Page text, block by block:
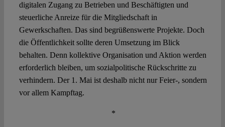
digitalen Zugang zu Betrieben und Beschäftigten und
steuerliche Anreize für die Mitgliedschaft in
Gewerkschaften. Das sind begrüßenswerte Projekte. Doch
die Öffentlichkeit sollte deren Umsetzung im Blick
behalten. Denn kollektive Organisation und Aktion werden
erforderlich bleiben, um sozialpolitische Rückschritte zu
verhindern. Der 1. Mai ist deshalb nicht nur Feier-, sondern
vor allem Kampftag.
*